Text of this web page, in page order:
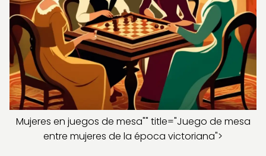
Mujeres en juegos de mesa"" title="Juego de mesa
entre mujeres de la época victoriana">